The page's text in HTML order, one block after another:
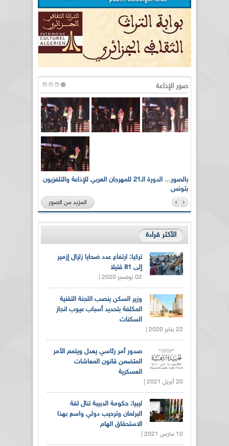
صور الإذاعة
بالصور... الدورة الـ21 للمهرجان العربي للإذاعة والتلفزيون
بتونس
المزيد من الصور
الأكثر قراءة
تركيا: ارتفاع عدد ضحايا زلزال إزمير
إلى 81 قتيلا
02 نوفمبر 2020 |
وزير السكن ينصب اللجنة التقنية
المكلفة بتحديد أسباب عيوب انجاز
السكنات
22 يناير 2020 |
صدور أمر رئاسي يعدل ويتمم الأمر
المتضمن قانون المعاشات
العسكرية
20 أبريل 2021 |
ليبيا: حكومة الدبيبة تنال ثقة
البرلمان وترحيب دولي واسع بهذا
الاستحقاق الهام
10 مارس 2021 |